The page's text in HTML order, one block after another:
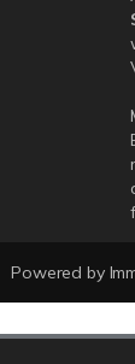
Powered by